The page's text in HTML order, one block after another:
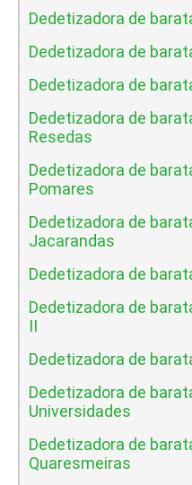
Dedetizadora de
Dedetizadora de
Dedetizadora de
Dedetizadora de
Resedas
Dedetizadora de
Pomares
Dedetizadora de
Jacarandas
Dedetizadora de
Dedetizadora de
II
Dedetizadora de
Dedetizadora de
Universidades
Dedetizadora de
Quaresmeiras